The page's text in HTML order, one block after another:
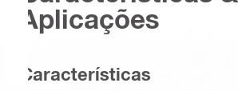
Aplicações
Características